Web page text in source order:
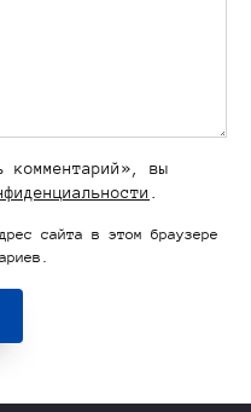
комментарий», вы
сайта в этом браузере